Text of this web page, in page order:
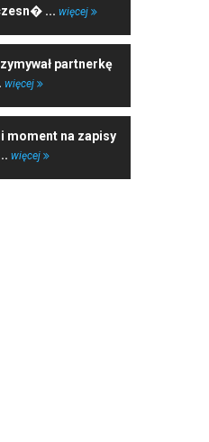
... więcej
partnerkę
więcej
moment na zapisy
więcej